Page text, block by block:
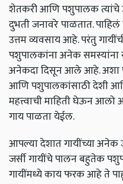
शेतकरी आणि पशुपालक त्यांचे
दुभती जनावरे पाळतात.
उत्तम व्यवसाय आहे. परंतु
पशुपालकांना अनेक समस्यांना
अनेकदा दिसून आले आहे. अशा
आणि पशुपालकांसाठी देशी
महत्त्वाची माहिती घेऊन
गाय पाळता येईल.
आपल्या देशात गायींच्या
जर्सी गायींचे पालन बहुतेक
गायींमध्ये काय फरक आहे ते